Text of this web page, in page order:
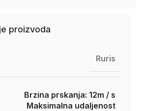
proizvoda
Ruris
Brzina prskanja: 12m / s
Maksimalna udaljenost